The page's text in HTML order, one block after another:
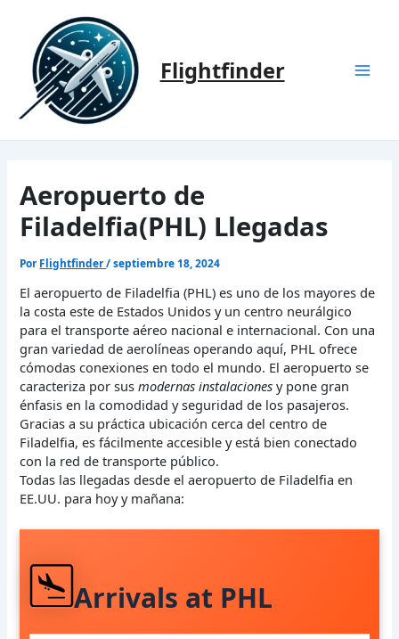
contenido
Flightfinder
Aeropuerto de
Filadelfia(PHL) Llegadas
Por Flightfinder/septiembre 18, 2024
El aeropuerto de Filadelfia (PHL) es uno de los mayores de
la costa este de Estados Unidos y un centro neurálgico
para el transporte aéreo nacional e internacional. Con una
gran variedad de aerolíneas operando aquí, PHL ofrece
cómodas conexiones en todo el mundo. El aeropuerto se
caracteriza por susmodernas instalaciones y pone gran
énfasis en la comodidad y seguridad de los pasajeros.
Gracias a su práctica ubicación cerca del centro de
Filadelfia, es fácilmente accesible y está bien conectado
con la red de transporte público.
Todas las llegadas desde el aeropuerto de Filadelfia en
EE.UU. para hoy y mañana:
Arrivals at PHL